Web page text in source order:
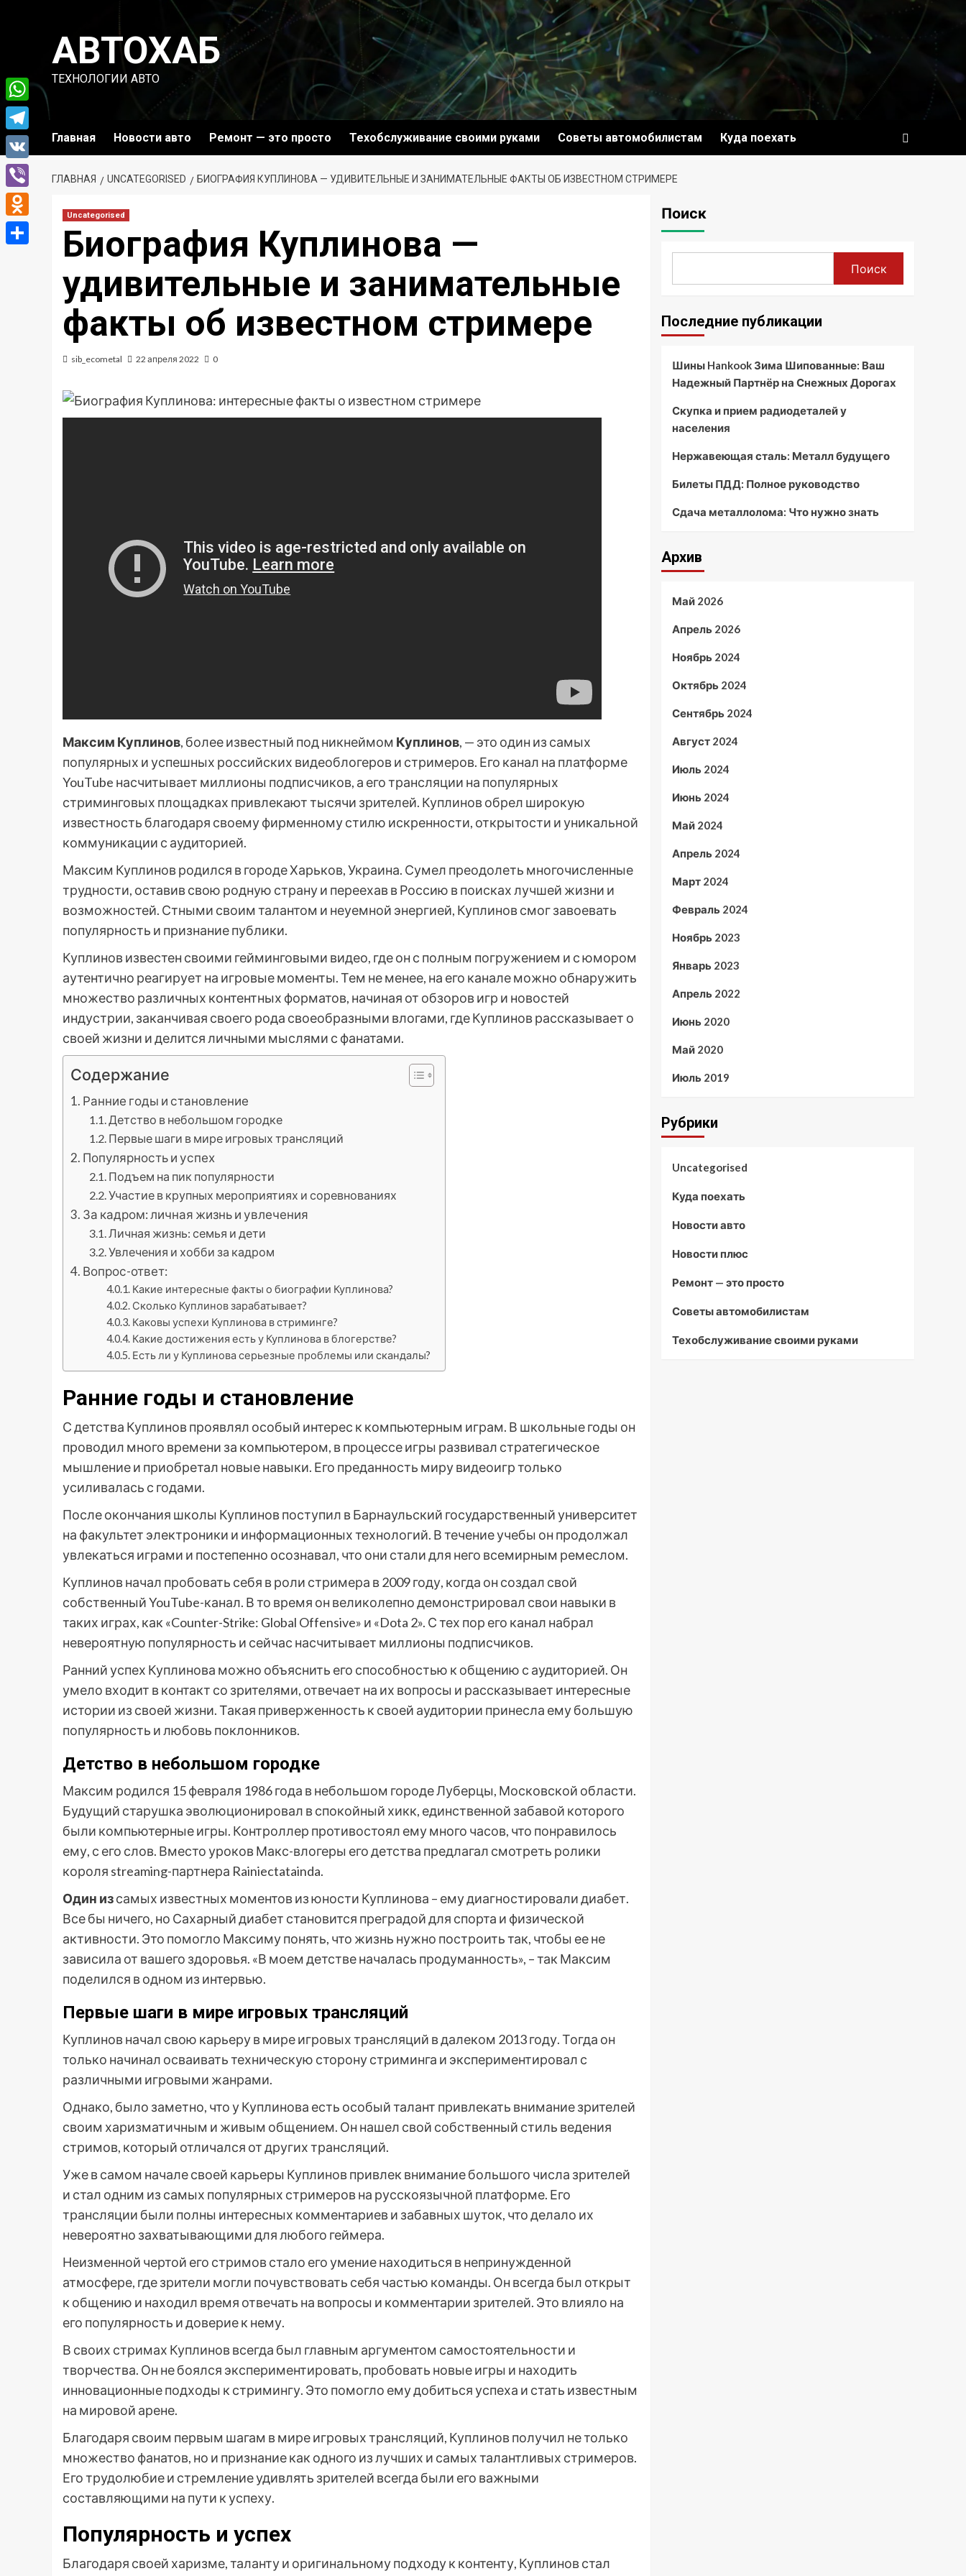
содержимомуАВТОХАБ
ТЕХНОЛОГИИ АВТО
Главная Новости авто Ремонт — это просто Техобслуживание своими руками Советы автомобилистам Куда поехать
ГЛАВНАЯ UNCATEGORISED БИОГРАФИЯ КУПЛИНОВА — УДИВИТЕЛЬНЫЕ И ЗАНИМАТЕЛЬНЫЕ ФАКТЫ ОБ ИЗВЕСТНОМ СТРИМЕРЕ
Uncategorised
Биография Куплинова —
удивительные и занимательные
факты об известном стримере
sib_ecometal 22 апреля 2022 0
Максим Куплинов, более известный под никнеймом Куплинов, — это один из самых
популярных и успешных российских видеоблогеров и стримеров. Его канал на платформе
YouTube насчитывает миллионы подписчиков, а его трансляции на популярных
стриминговых площадках привлекают тысячи зрителей. Куплинов обрел широкую
известность благодаря своему фирменному стилю искренности, открытости и уникальной
коммуникации с аудиторией.
Максим Куплинов родился в городе Харьков, Украина. Сумел преодолеть многочисленные
трудности, оставив свою родную страну и переехав в Россию в поисках лучшей жизни и
возможностей. Стными своим талантом и неуемной энергией, Куплинов смог завоевать
популярность и признание публики.
Куплинов известен своими гейминговыми видео, где он с полным погружением и с юмором
аутентично реагирует на игровые моменты. Тем не менее, на его канале можно обнаружить
множество различных контентных форматов, начиная от обзоров игр и новостей
индустрии, заканчивая своего рода своеобразными влогами, где Куплинов рассказывает о
своей жизни и делится личными мыслями с фанатами.
Содержание
Ранние годы и становление
Детство в небольшом городке
Первые шаги в мире игровых трансляций
Популярность и успех
Подъем на пик популярности
Участие в крупных мероприятиях и соревнованиях
За кадром: личная жизнь и увлечения
Личная жизнь: семья и дети
Увлечения и хобби за кадром
Вопрос-ответ:
Какие интересные факты о биографии Куплинова?
Сколько Куплинов зарабатывает?
Каковы успехи Куплинова в стриминге?
Какие достижения есть у Куплинова в блогерстве?
Есть ли у Куплинова серьезные проблемы или скандалы?
Ранние годы и становление
С детства Куплинов проявлял особый интерес к компьютерным играм. В школьные годы он
проводил много времени за компьютером, в процессе игры развивал стратегическое
мышление и приобретал новые навыки. Его преданность миру видеоигр только
усиливалась с годами.
После окончания школы Куплинов поступил в Барнаульский государственный университет
на факультет электроники и информационных технологий. В течение учебы он продолжал
увлекаться играми и постепенно осознавал, что они стали для него всемирным ремеслом.
Куплинов начал пробовать себя в роли стримера в 2009 году, когда он создал свой
собственный YouTube-канал. В то время он великолепно демонстрировал свои навыки в
таких играх, как «Counter-Strike: Global Offensive» и «Dota 2». С тех пор его канал набрал
невероятную популярность и сейчас насчитывает миллионы подписчиков.
Ранний успех Куплинова можно объяснить его способностью к общению с аудиторией. Он
умело входит в контакт со зрителями, отвечает на их вопросы и рассказывает интересные
истории из своей жизни. Такая приверженность к своей аудитории принесла ему большую
популярность и любовь поклонников.
Детство в небольшом городке
Максим родился 15 февраля 1986 года в небольшом городе Луберцы, Московской области.
Будущий старушка эволюционировал в спокойный хикк, единственной забавой которого
были компьютерные игры. Контроллер противостоял ему много часов, что понравилось
ему, с его слов. Вместо уроков Макс-влогеры его детства предлагал смотреть ролики
короля streaming-партнера Rainiectatainda.
Один изсамых известных моментов из юности Куплинова – ему диагностировали диабет.
Все бы ничего, но Сахарный диабет становится преградой для спорта и физической
активности. Это помогло Максиму понять, что жизнь нужно построить так, чтобы ее не
зависила от вашего здоровья. «В моем детстве началась продуманность», – так Максим
поделился в одном из интервью.
Первые шаги в мире игровых трансляций
Куплинов начал свою карьеру в мире игровых трансляций в далеком 2013 году. Тогда он
только начинал осваивать техническую сторону стриминга и экспериментировал с
различными игровыми жанрами.
Однако, было заметно, что у Куплинова есть особый талант привлекать внимание зрителей
своим харизматичным и живым общением. Он нашел свой собственный стиль ведения
стримов, который отличался от других трансляций.
Уже в самом начале своей карьеры Куплинов привлек внимание большого числа зрителей
и стал одним из самых популярных стримеров на русскоязычной платформе. Его
трансляции были полны интересных комментариев и забавных шуток, что делало их
невероятно захватывающими для любого геймера.
Неизменной чертой его стримов стало его умение находиться в непринужденной
атмосфере, где зрители могли почувствовать себя частью команды. Он всегда был открыт
к общению и находил время отвечать на вопросы и комментарии зрителей. Это влияло на
его популярность и доверие к нему.
В своих стримах Куплинов всегда был главным аргументом самостоятельности и
творчества. Он не боялся экспериментировать, пробовать новые игры и находить
инновационные подходы к стримингу. Это помогло ему добиться успеха и стать известным
на мировой арене.
Благодаря своим первым шагам в мире игровых трансляций, Куплинов получил не только
множество фанатов, но и признание как одного из лучших и самых талантливых стримеров.
Его трудолюбие и стремление удивлять зрителей всегда были его важными
составляющими на пути к успеху.
Популярность и успех
Благодаря своей харизме, таланту и оригинальному подходу к контенту, Куплинов стал
Поиск
Поиск
Последние публикации
Шины Hankook Зима Шипованные: Ваш
Надежный Партнёр на Снежных Дорогах
Скупка и прием радиодеталей у
населения
Нержавеющая сталь: Металл будущего
Билеты ПДД: Полное руководство
Сдача металлолома: Что нужно знать
Архив
Май 2026
Апрель 2026
Ноябрь 2024
Октябрь 2024
Сентябрь 2024
Август 2024
Июль 2024
Июнь 2024
Май 2024
Апрель 2024
Март 2024
Февраль 2024
Ноябрь 2023
Январь 2023
Апрель 2022
Июнь 2020
Май 2020
Июль 2019
Рубрики
Uncategorised
Куда поехать
Новости авто
Новости плюс
Ремонт — это просто
Советы автомобилистам
Техобслуживание своими руками
WhatsApp
Telegram
VK
Viber
Odnoklassniki
Отправить